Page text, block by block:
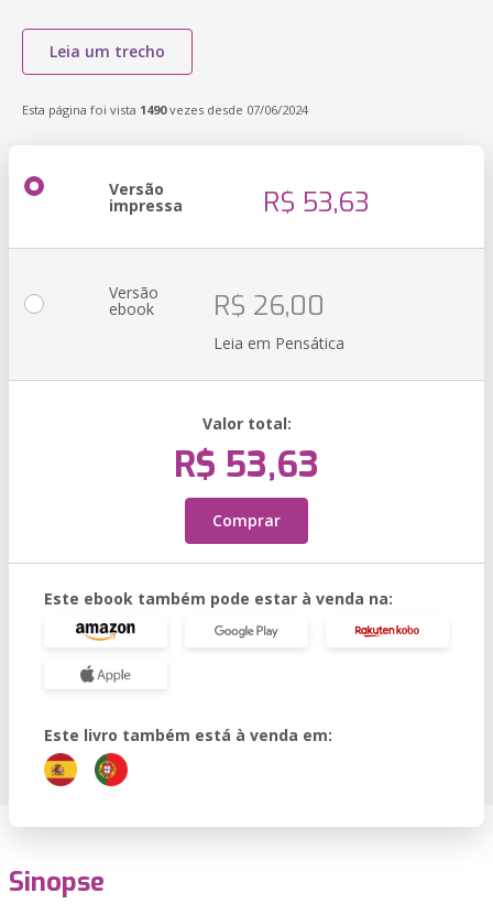
Leia um trecho
Esta página foi vista 1490vezes desde 07/06/2024
Versão
impressa R$ 53,63
Versão
ebook R$ 26,00
Leia em Pensática
Valor total:
R$ 53,63
Comprar
Este ebook também pode estar à venda na:
Este livro também está à venda em:
Sinopse